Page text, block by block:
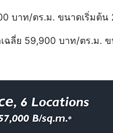
บาท/ตร.ม. ขนาดเริ่มต้น
ฉลี่ย 59,900 บาท/ตร.ม.